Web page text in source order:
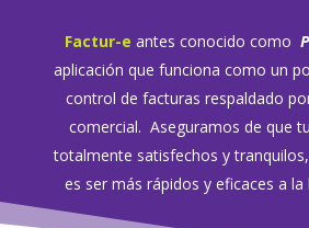
Factur-e antes conocido como
aplicación que funciona como un
control de facturas respaldado
comercial. Aseguramos de que
totalmente satisfechos y
es ser más rápidos y eficaces a